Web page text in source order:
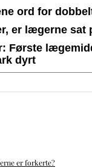
ord for
er lægerne sat
Første
dyrt
er forkerte?